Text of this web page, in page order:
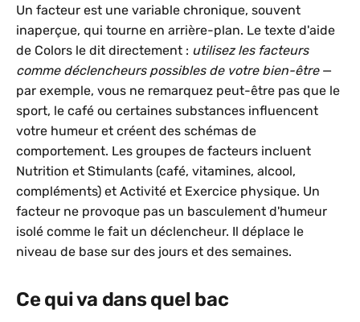
Un facteur est une variable chronique, souvent
inaperçue, qui tourne en arrière-plan. Le texte d'aide
de Colors le dit directement : utilisez les facteurs
comme déclencheurs possibles de votre bien-être—
par exemple, vous ne remarquez peut-être pas que le
sport, le café ou certaines substances influencent
votre humeur et créent des schémas de
comportement. Les groupes de facteurs incluent
Nutrition et Stimulants (café, vitamines, alcool,
compléments) et Activité et Exercice physique. Un
facteur ne provoque pas un basculement d'humeur
isolé comme le fait un déclencheur. Il déplace le
niveau de base sur des jours et des semaines.
Ce qui va dans quel bac